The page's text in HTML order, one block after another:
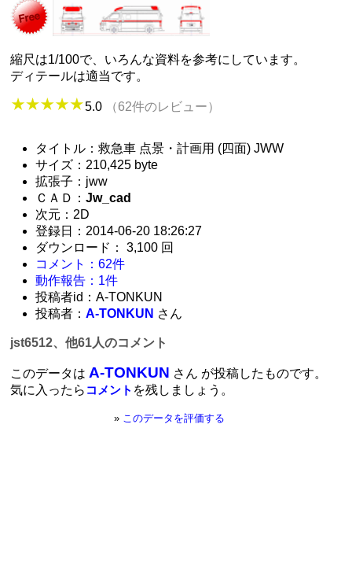
縮尺は1/100で、いろんな資料を参考にしています。
ディテールは適当です。
5.0 （62件のレビュー）
タイトル：救急車 点景・計画用 (四面) JWW
サイズ：210,425 byte
拡張子：jww
ＣＡＤ：Jw_cad
次元：2D
登録日：2014-06-20 18:26:27
ダウンロード： 3,100 回
コメント：62件
動作報告：1件
投稿者id：A-TONKUN
投稿者：A-TONKUN さん
jst6512、他61人のコメント
このデータは A-TONKUN さん が投稿したものです。
気に入ったら コメント を残しましょう。
» このデータを評価する